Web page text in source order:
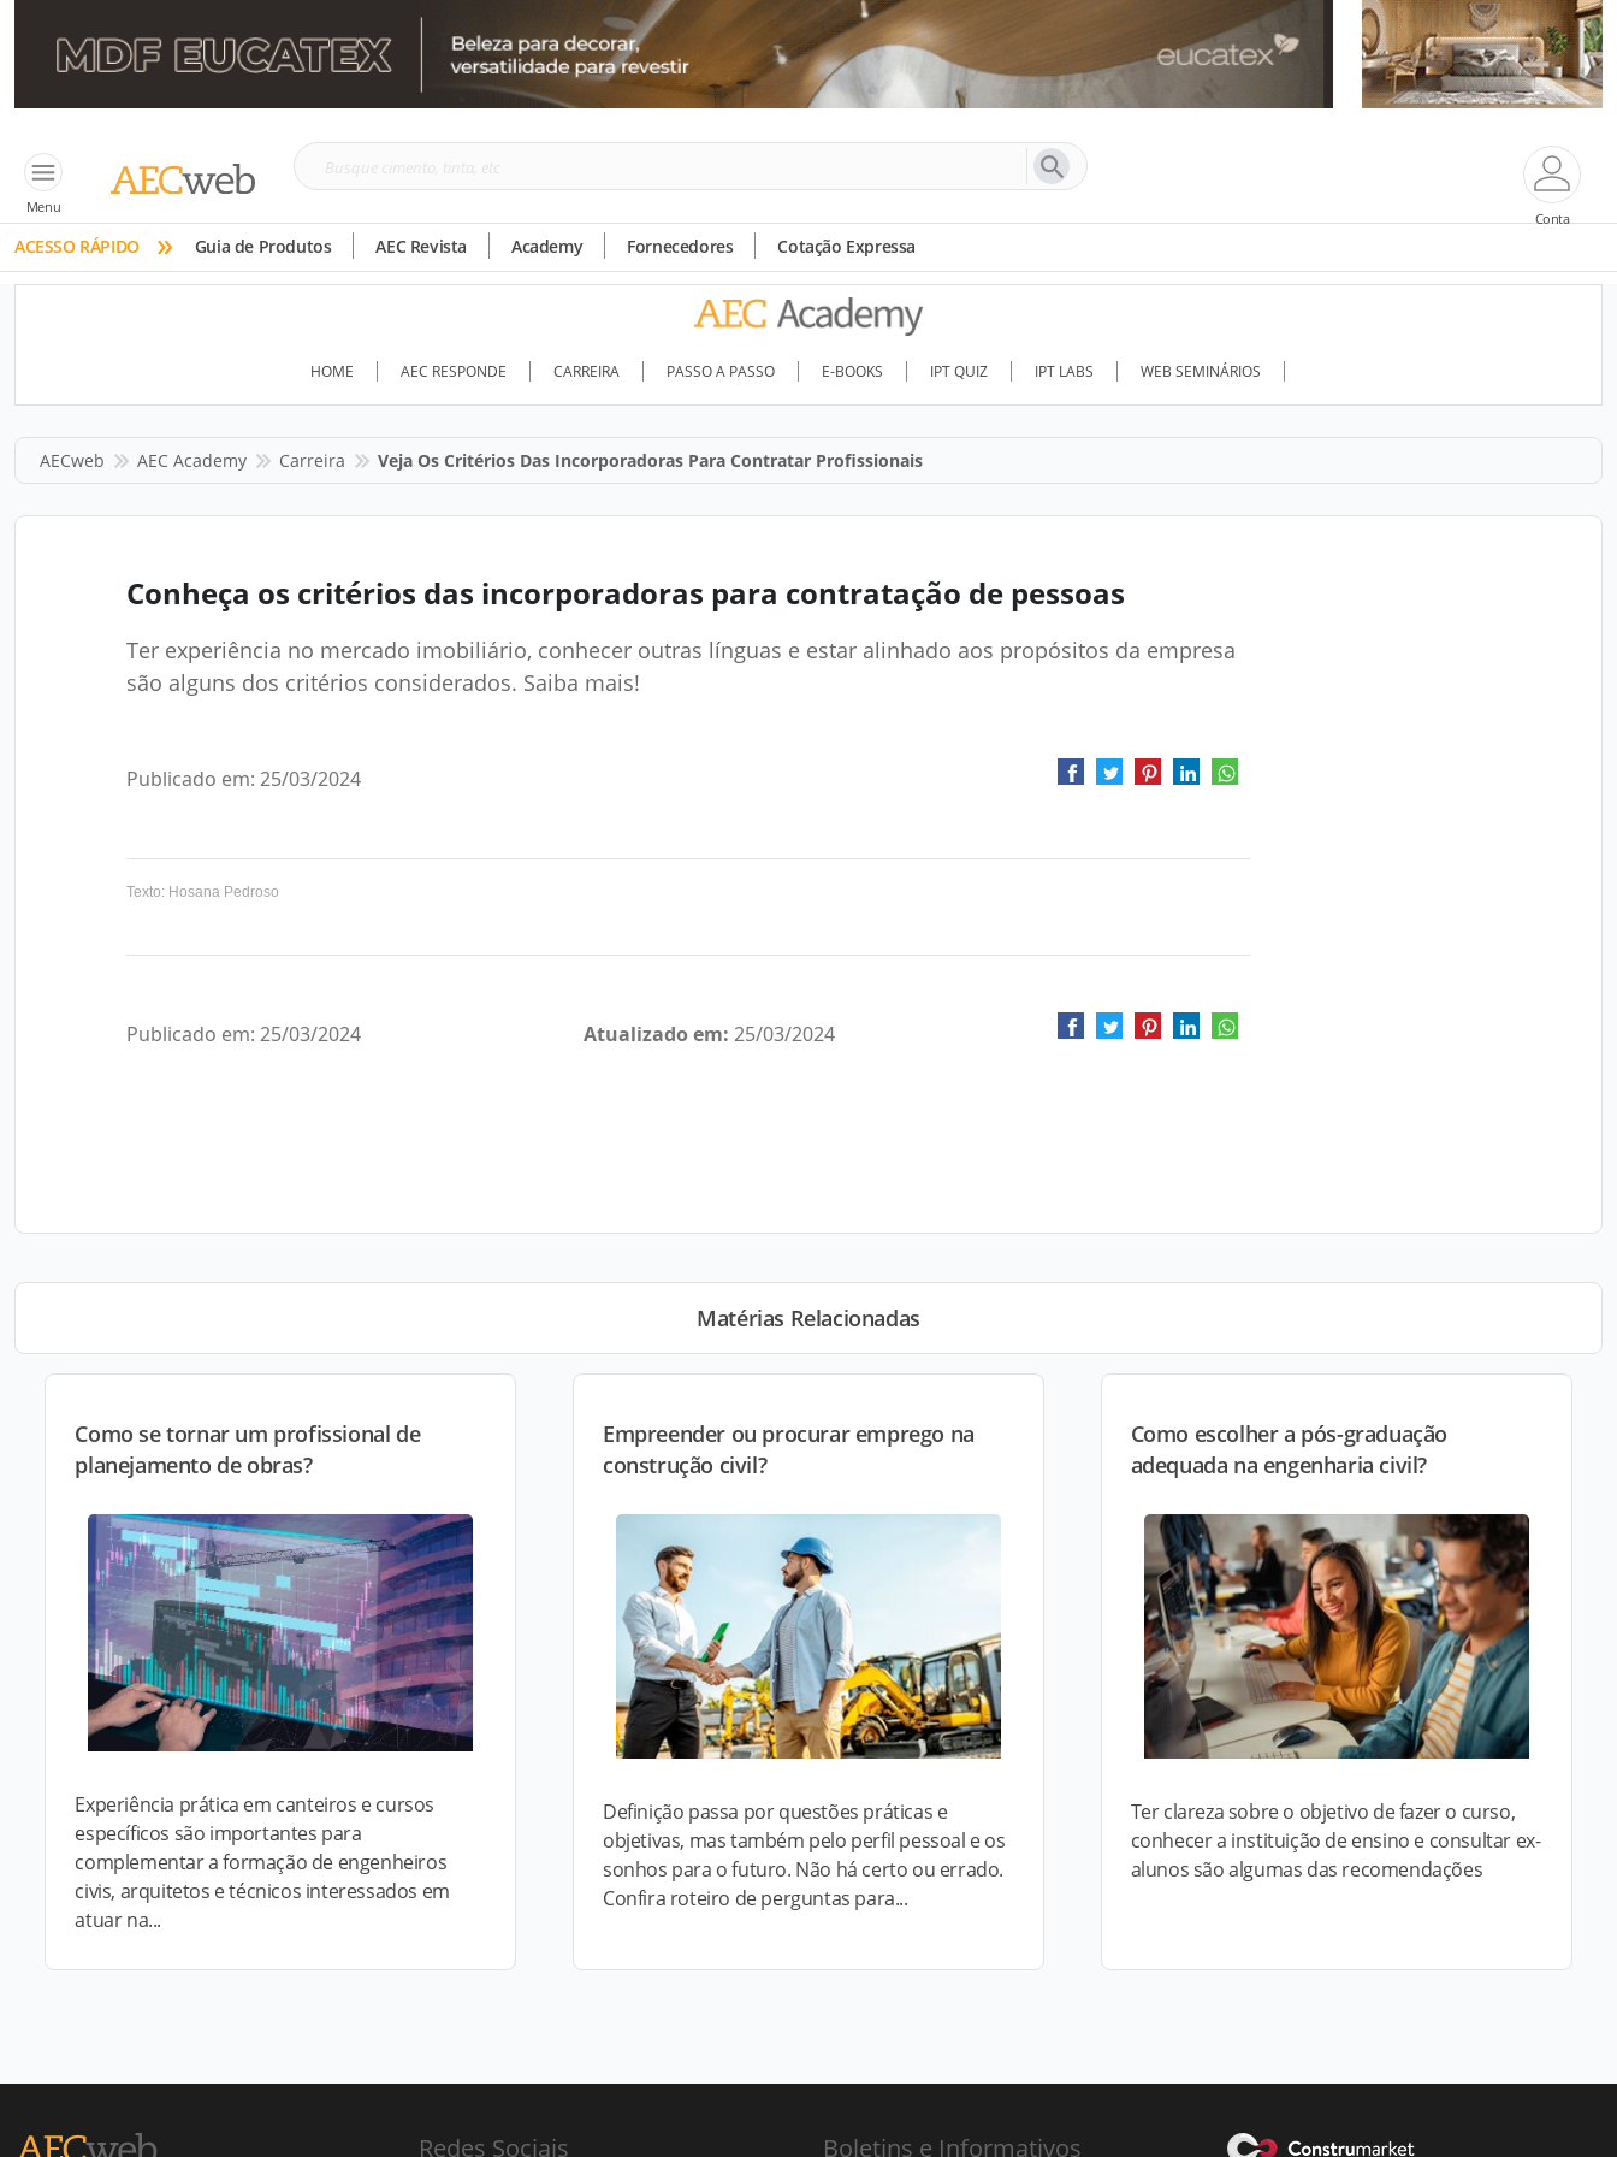
Menu
Busque
tinta,
etc
Conta
ACESSO RÁPIDO » Guia de Produtos AEC Revista Academy Fornecedores Cotação Expressa
HOME AEC RESPONDE CARREIRA PASSO A PASSO E-BOOKS IPT QUIZ IPT LABS WEB SEMINÁRIOS
AECweb AEC Academy Carreira Veja Os Critérios Das Incorporadoras Para Contratar Profissionais
Conheça os critérios das incorporadoras para contratação de pessoas
Ter experiência no mercado imobiliário, conhecer outras línguas e estar alinhado aos propósitos da empresa
são alguns dos critérios considerados. Saiba mais!
Publicado em: 25/03/2024
Texto: Hosana Pedroso
Publicado em: 25/03/2024 Atualizado em: 25/03/2024
Matérias Relacionadas
Como se tornar um profissional de
planejamento de obras?
Experiência prática em canteiros e cursos
específicos são importantes para
complementar a formação de engenheiros
civis, arquitetos e técnicos interessados em
atuar na...
Empreender ou procurar emprego na
construção civil?
Definição passa por questões práticas e
objetivas, mas também pelo perfil pessoal e os
sonhos para o futuro. Não há certo ou errado.
Confira roteiro de perguntas para...
Como escolher a pós-graduação
adequada na engenharia civil?
Ter clareza sobre o objetivo de fazer o curso,
conhecer a instituição de ensino e consultar ex-
alunos são algumas das recomendações
Redes Sociais Boletins e Informativos